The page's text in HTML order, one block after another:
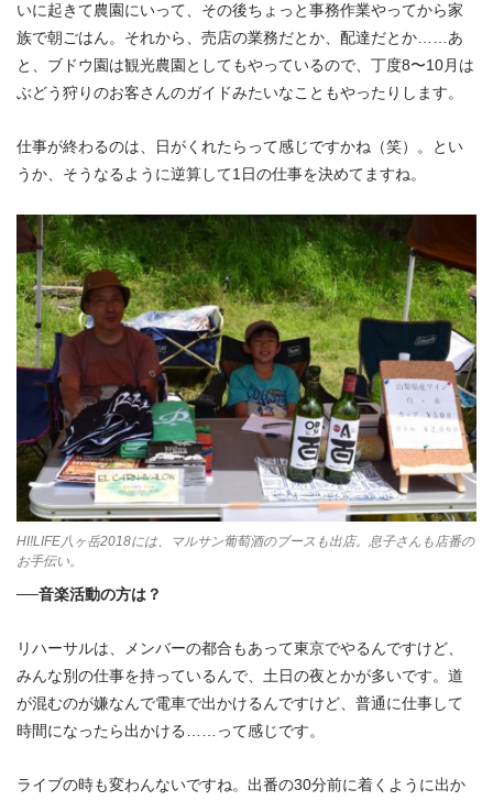
いに起きて農園にいって、その後ちょっと事務作業やってから家
族で朝ごはん。それから、売店の業務だとか、配達だとか……あ
と、ブドウ園は観光農園としてもやっているので、丁度8〜10月は
ぶどう狩りのお客さんのガイドみたいなこともやったりします。
仕事が終わるのは、日がくれたらって感じですかね（笑）。とい
うか、そうなるように逆算して1日の仕事を決めてますね。
HI!LIFE八ヶ岳2018には、マルサン葡萄酒のブースも出店。息子さんも店番の
お手伝い。
──音楽活動の方は？
リハーサルは、メンバーの都合もあって東京でやるんですけど、
みんな別の仕事を持っているんで、土日の夜とかが多いです。道
が混むのが嫌なんで電車で出かけるんですけど、普通に仕事して
時間になったら出かける……って感じです。
ライブの時も変わんないですね。出番の30分前に着くように出か